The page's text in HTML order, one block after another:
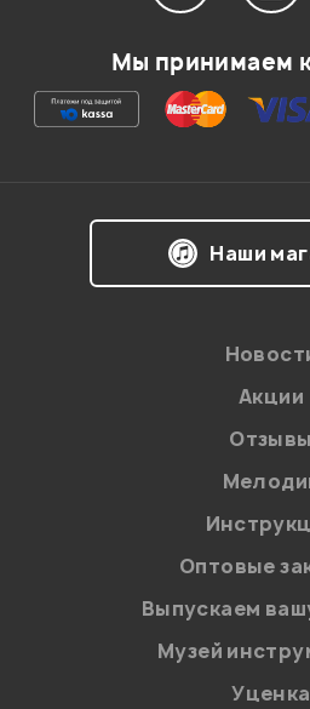
Ваша оценка:
на
Политикой в
персональных данных.
Введите проверочное
Мы принимаем
Наши
Акции
Отзывы
Оптовые
Выпускаем
Музей
Уценка